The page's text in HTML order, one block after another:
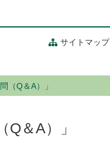
サイトマップ
（Q＆A）」
＆A）」